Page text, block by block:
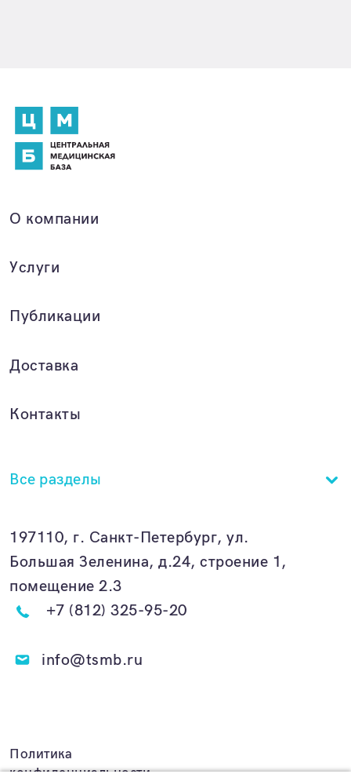
О компании
Услуги
Публикации
Доставка
Контакты
Все разделы
197110, г. Санкт-Петербург, ул.
Большая Зеленина, д.24, строение 1,
помещение 2.3
+7 (812) 325-95-20
info@tsmb.ru
Политика